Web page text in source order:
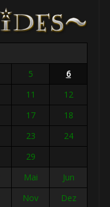
5
6
11
12
17
18
23
24
29
Mai
Jun
Nov Dez